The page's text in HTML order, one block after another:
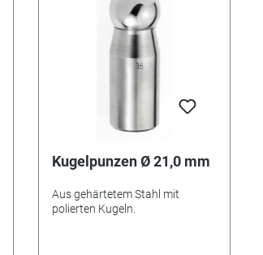
Kugelpunzen Ø 21,0 mm
Aus gehärtetem Stahl mit
polierten Kugeln.